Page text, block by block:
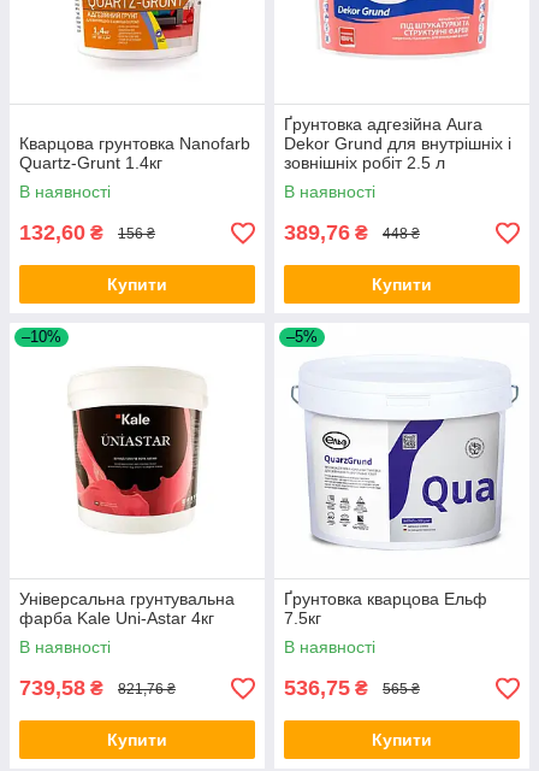
Кварцова грунтовка Nanofarb
Quartz-Grunt 1.4кг
В наявності
132,60 ₴ 156 ₴
Купити
Ґрунтовка адгезійна Aura
Dekor Grund для внутрішніх і
зовнішніх робіт 2.5 л
В наявності
389,76 ₴ 448 ₴
Купити
–10%
Універсальна грунтувальна
фарба Kale Uni-Astar 4кг
В наявності
739,58 ₴ 821,76 ₴
Купити
–5%
Ґрунтовка кварцова Ельф
7.5кг
В наявності
536,75 ₴ 565 ₴
Купити